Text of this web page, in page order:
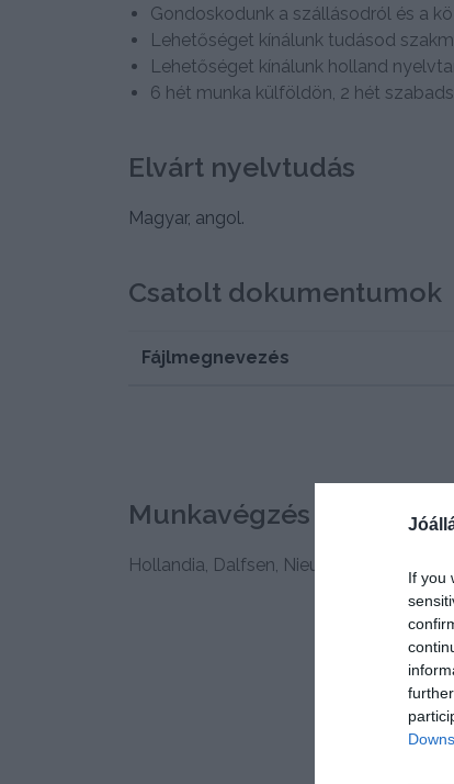
If you
Gondoskodunk a szállásodról és a
Lehetőséget kínálunk tudásod
Lehetőséget kínálunk holland
6 hét munka külföldön, 2 hét
Elvárt nyelvtudás
Magyar, angol.
Csatolt dokumentumok
Fájlmegnevezés
Munkavégzés címe
Hollandia, Dalfsen, Nieuwleusen Den